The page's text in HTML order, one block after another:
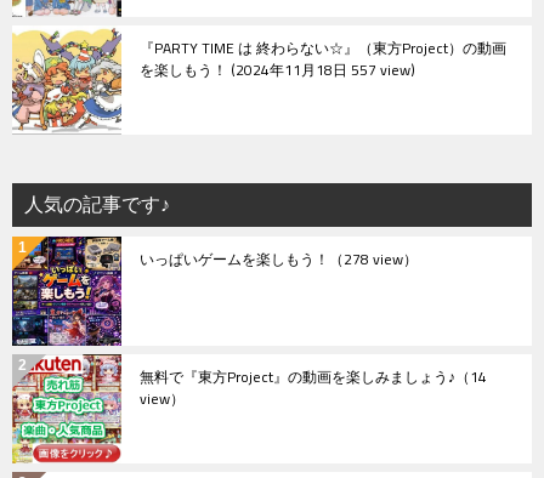
『PARTY TIME は 終わらない☆』（東方Project）の動画
を楽しもう！ 2024年11月18日 557 view
人気の記事です♪
いっぱいゲームを楽しもう！ （278 view）
無料で『東方Project』の動画を楽しみましょう♪ （14
view）